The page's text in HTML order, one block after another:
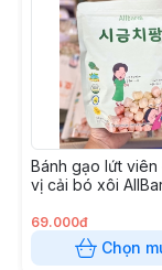
Bánh gạo lứt
vị cải bó xôi
69.000đ
Chọn